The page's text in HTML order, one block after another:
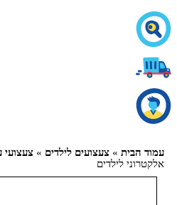
עמוד הבית » צעצועים לילדים » צעצועי
אלקטרוני לילדים